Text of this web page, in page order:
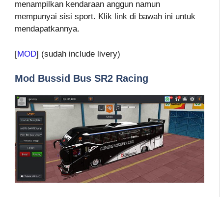
menampilkan kendaraan anggun namun
mempunyai sisi sport. Klik link di bawah ini untuk
mendapatkannya.
[MOD] (sudah include livery)
Mod Bussid Bus SR2 Racing